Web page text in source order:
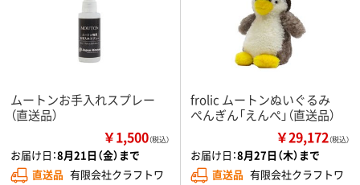
ムートンお手入れスプレー
（直送品）
￥1,500（税込）
お届け日：8月21日（金）まで
直送品 有限会社クラフトワ
frolic ムートンぬいぐるみ
ぺんぎん「えんぺ」（直送品）
￥29,172（税込）
お届け日：8月27日（木）まで
直送品 有限会社クラフトワ